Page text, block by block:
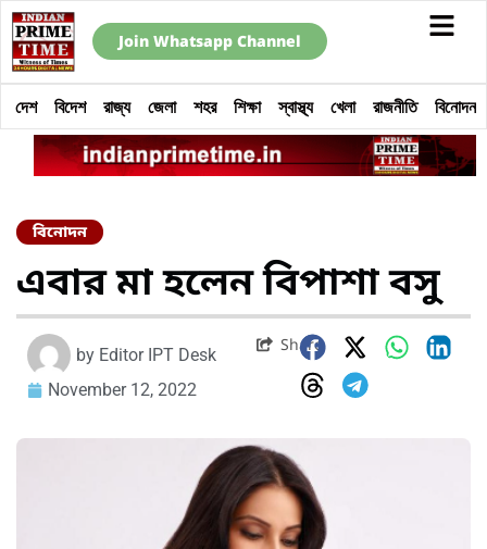
Join Whatsapp Channel
দেশ বিদেশ রাজ্য জেলা শহর শিক্ষা স্বাস্থ্য খেলা রাজনীতি বিনোদন
বিনোদন
এবার মা হলেন বিপাশা বসু
by Editor IPT Desk
November 12, 2022
Share